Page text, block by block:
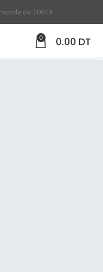
de 100 Dt
0 0.00 DT